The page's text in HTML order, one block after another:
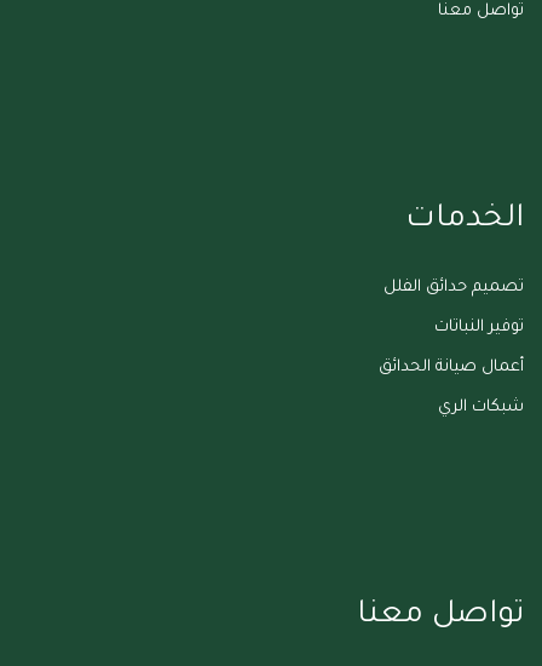
تواصل معنا
الخدمات
تصميم حدائق الفلل
توفير النباتات
أعمال صيانة الحدائق
شبكات الري
تواصل معنا